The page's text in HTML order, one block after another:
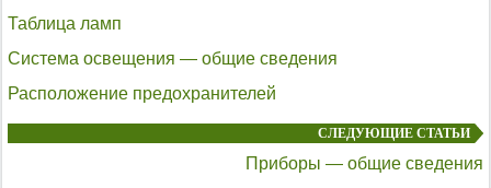
Таблица ламп
Система освещения — общие сведения
Расположение предохранителей
СЛЕДУЮЩИЕ СТАТЬИ
Приборы — общие сведения